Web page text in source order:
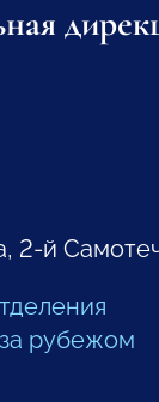
2-й
рубежом